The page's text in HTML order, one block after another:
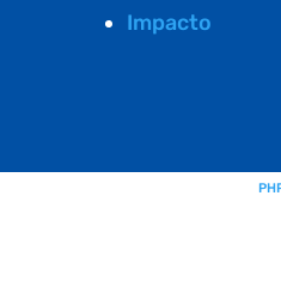
Impacto